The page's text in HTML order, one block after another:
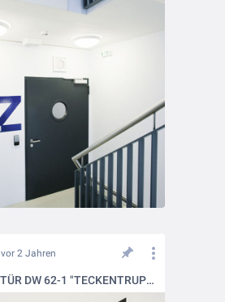
vor 2 Jahren
MEHRZWECKTÜR DW 62-1 "TECKENTRUP DF" ISO+